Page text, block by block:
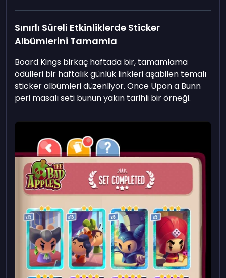
Sınırlı Süreli Etkinliklerde Sticker
Albümlerini Tamamla
Board Kings birkaç haftada bir, tamamlama
ödülleri bir haftalık günlük linkleri aşabilen temalı
sticker albümleri düzenliyor. Once Upon a Bunn
peri masalı seti bunun yakın tarihli bir örneği.